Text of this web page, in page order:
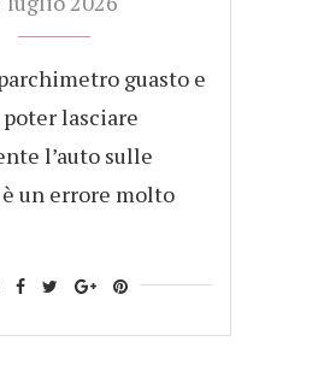
guasto e
lasciare
l’auto sulle
un errore molto